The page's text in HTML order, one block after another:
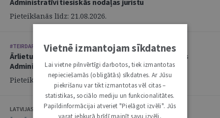
Pieteikšanās līdz: 21.08.2026.
#TEIRDARBS
Ārlietu ministrija aicina savai komandai pievienoties
Administratīvi tiesiskās nodaļas juristu
Pieteikšanās līdz: 21.08.2026.
LATVIJAS ZVĒRINĀTU ADVOKĀTU PADOME
Vietnē izmantojam sīkdatnes
Lai vietne pilnvērtīgi darbotos, tiek izmantotas
nepieciešamās (obligātās) sīkdatnes. Ar Jūsu
piekrišanu var tikt izmantotas vēl citas –
statistikas, sociālo mediju un funkcionalitātes.
Papildinformācijai atveriet "Pielāgot izvēli". Jūs
varat jebkurā brīdī mainīt savu izvēli,